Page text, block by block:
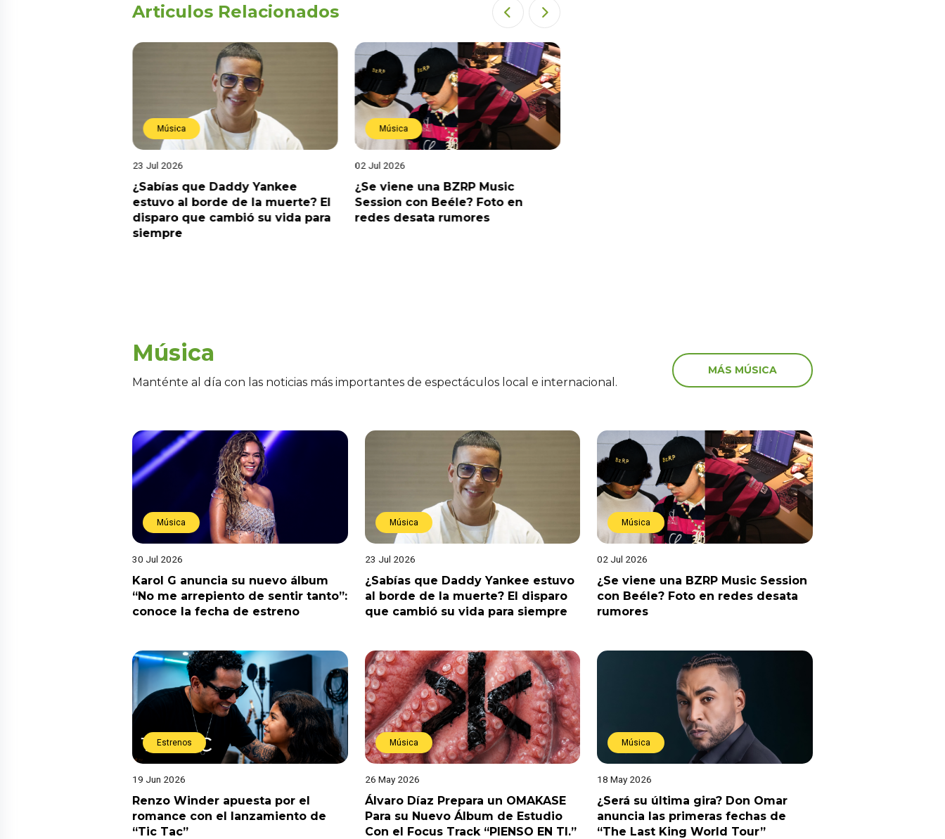
Articulos Relacionados
Música
23 Jul 2026
¿Sabías que Daddy Yankee
estuvo al borde de la muerte? El
disparo que cambió su vida para
siempre
Música
02 Jul 2026
¿Se viene una BZRP Music
Session con Beéle? Foto en
redes desata rumores
Música
Manténte al día con las noticias más importantes de espectáculos local e internacional.
MÁS MÚSICA
Música
30 Jul 2026
Karol G anuncia su nuevo álbum
“No me arrepiento de sentir tanto”:
conoce la fecha de estreno
Música
23 Jul 2026
¿Sabías que Daddy Yankee estuvo
al borde de la muerte? El disparo
que cambió su vida para siempre
Música
02 Jul 2026
¿Se viene una BZRP Music Session
con Beéle? Foto en redes desata
rumores
Estrenos
19 Jun 2026
Renzo Winder apuesta por el
romance con el lanzamiento de
“Tic Tac”
Música
26 May 2026
Álvaro Díaz Prepara un OMAKASE
Para su Nuevo Álbum de Estudio
Con el Focus Track “PIENSO EN TI.”
Música
18 May 2026
¿Será su última gira? Don Omar
anuncia las primeras fechas de
“The Last King World Tour”